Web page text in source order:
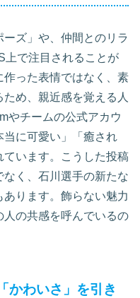
ズ」や、仲間とのリラ
上で注目されることが
った表情ではなく、素
め、親近感を覚える人
やチームの公式アカウ
当に可愛い」「癒され
ています。こうした投稿
く、石川選手の新たな
ります。飾らない魅力
の共感を呼んでいるの
かわいさ」を引き